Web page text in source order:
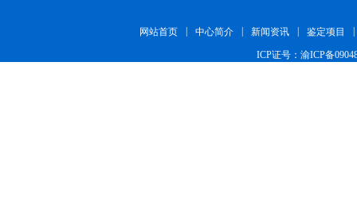
网站首页 中心简介 新闻资讯 鉴定项目
ICP证号：渝ICP备